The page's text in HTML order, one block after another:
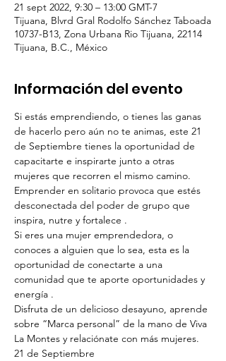
21 sept 2022, 9:30 – 13:00 GMT-7
Tijuana, Blvrd Gral Rodolfo Sánchez Taboada
10737-B13, Zona Urbana Rio Tijuana, 22114
Tijuana, B.C., México
Información del evento
Si estás emprendiendo, o tienes las ganas
de hacerlo pero aún no te animas, este 21
de Septiembre tienes la oportunidad de
capacitarte e inspirarte junto a otras
mujeres que recorren el mismo camino.
Emprender en solitario provoca que estés
desconectada del poder de grupo que
inspira, nutre y fortalece .
Si eres una mujer emprendedora, o
conoces a alguien que lo sea, esta es la
oportunidad de conectarte a una
comunidad que te aporte oportunidades y
energía .
Disfruta de un delicioso desayuno, aprende
sobre “Marca personal” de la mano de Viva
La Montes y relaciónate con más mujeres.
21 de Septiembre